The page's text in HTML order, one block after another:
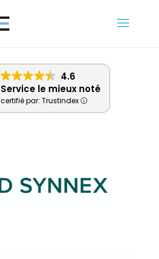
4.6
Service le mieux noté
certifié par: Trustindex